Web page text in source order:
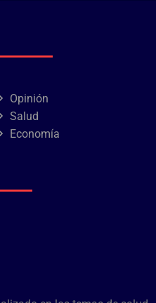
Opinión
Salud
Economía